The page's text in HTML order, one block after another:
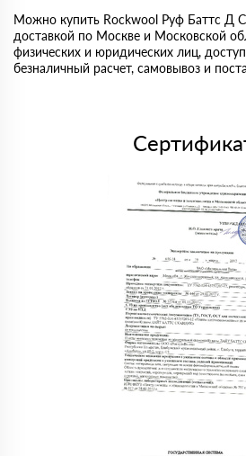
Можно купить Rockwool Руф Баттс Д
доставкой по Москве и Московской
физических и юридических лиц,
безналичный расчет, самовывоз и